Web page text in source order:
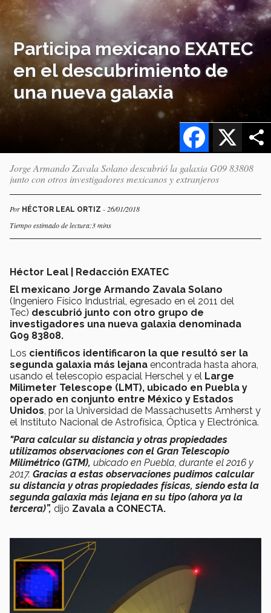
Participa mexicano EXATEC
en el descubrimiento de
una nueva galaxia
X
Facebook
Jorge Armando Zavala Solano descubrió la galaxia G09 83808
junto con otros investigadores mexicanos y extranjeros
Por HÉCTOR LEAL ORTIZ - 26/01/2018
Tiempo estimado de lectura:3 mins
Héctor Leal | Redacción EXATEC
El mexicano Jorge Armando Zavala Solano
(Ingeniero Físico Industrial, egresado en el 2011 del
Tec) descubrió junto con otro grupo de
investigadores una nueva galaxia denominada
G09 83808.
Los científicos identificaron la que resultó ser la
segunda galaxia más lejana encontrada hasta ahora,
usando el telescopio espacial Herschel y el Large
Milimeter Telescope (LMT), ubicado en Puebla y
operado en conjunto entre México y Estados
Unidos , por la Universidad de Massachusetts Amherst y
el Instituto Nacional de Astrofísica, Óptica y Electrónica.
"Para calcular su distancia y otras propiedades
utilizamos observaciones con el Gran Telescopio
Milimétrico (GTM), ubicado en Puebla, durante el 2016 y
2017. Gracias a estas observaciones pudimos calcular
su distancia y otras propiedades físicas, siendo esta la
segunda galaxia más lejana en su tipo (ahora ya la
tercera)”, dijo Zavala a CONECTA.